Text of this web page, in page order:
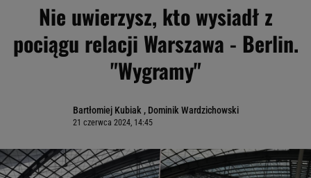
Nie uwierzysz, kto wysiadł z
pociągu relacji Warszawa - Berlin.
"Wygramy"
Bartłomiej Kubiak , Dominik Wardzichowski
21 czerwca 2024, 14:45